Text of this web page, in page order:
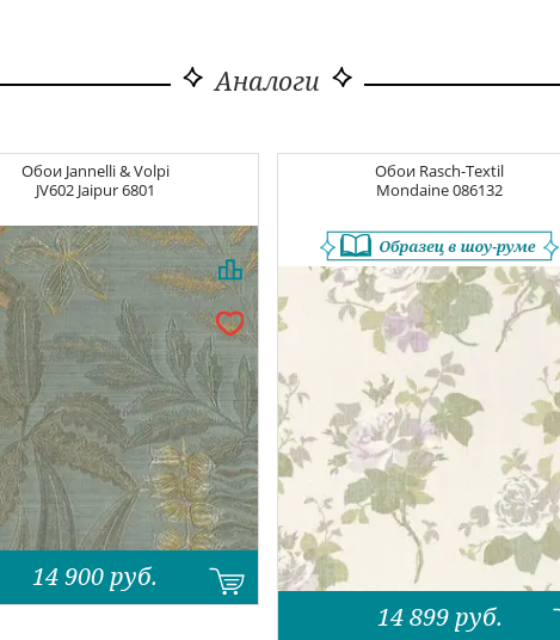
Аналоги
Обои Jannelli & Volpi
JV602 Jaipur6801
14 900 руб.
Обои Rasch-Textil
Mondaine086132
14 899 руб.